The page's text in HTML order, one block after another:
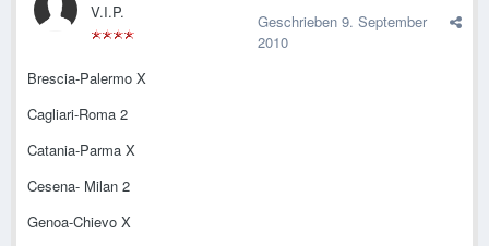
V.I.P. Geschrieben 9. September
2010
Brescia-Palermo X
Cagliari-Roma 2
Catania-Parma X
Cesena- Milan 2
Genoa-Chievo X